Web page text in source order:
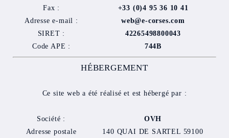
Fax :
+33 (0)4 95 36 10 41
Adresse e-mail :
web@e-corses.com
SIRET :
42265498800043
Code APE :
744B
HÉBERGEMENT
Ce site web a été réalisé et est hébergé par :
Société :
OVH
Adresse postale
140 QUAI DE SARTEL 59100